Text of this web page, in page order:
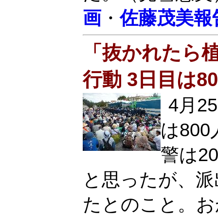
画 ・佐藤茂美報
「抜かれたら
行動 3日目は
4月
は800
警は
と思ったが、
たとのこと。